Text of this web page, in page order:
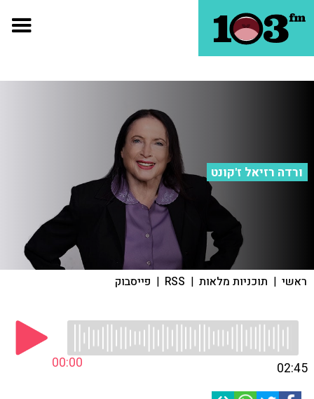
ורדה רזיאל ז'קונט
ראשי | תוכניות מלאות |
RSS
| פייסבוק
00:00 02:45